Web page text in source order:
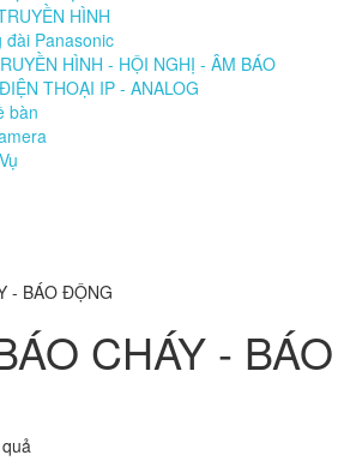
HÌNH
đài Panasonic
HÌNH - HỘI NGHỊ - ÂM BÁO
THOẠI IP - ANALOG
bàn
- BÁO ĐỘNG
CHÁY - BÁO